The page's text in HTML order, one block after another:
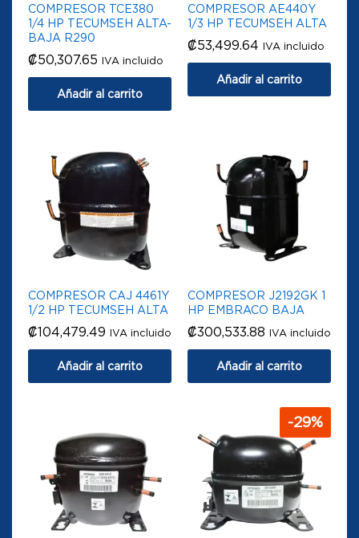
COMPRESOR TCE380
1/4 HP TECUMSEH ALTA-
BAJA R290
₡50,307.65 IVA incluido
Añadir al carrito
COMPRESOR AE440Y
1/3 HP TECUMSEH ALTA
₡53,499.64 IVA incluido
Añadir al carrito
COMPRESOR CAJ 4461Y
1/2 HP TECUMSEH ALTA
₡104,479.49 IVA incluido
Añadir al carrito
COMPRESOR J2192GK 1
HP EMBRACO BAJA
₡300,533.88 IVA incluido
Añadir al carrito
-29%